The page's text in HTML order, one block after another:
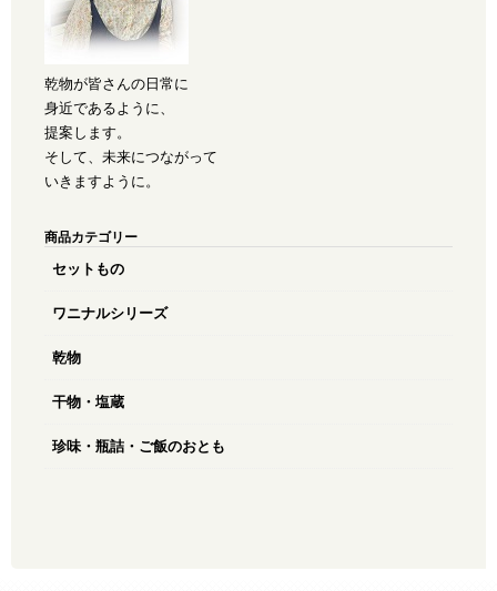
乾物が皆さんの日常に
身近であるように、
提案します。
そして、未来につながって
いきますように。
商品カテゴリー
セットもの
ワニナルシリーズ
乾物
干物・塩蔵
珍味・瓶詰・ご飯のおとも